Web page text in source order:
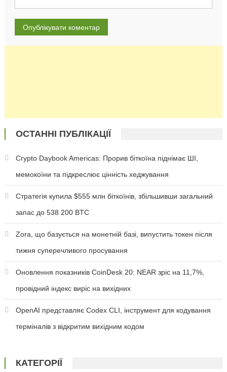
ОСТАННІ ПУБЛІКАЦІЇ
Crypto Daybook Americas: Прорив біткоїна піднімає ШІ,
мемокоїни та підкреслює цінність хеджування
Стратегія купила $555 млн біткоїнів, збільшивши загальний
запас до 538 200 BTC
Zora, що базується на монетній базі, випустить токен після
тижня суперечливого просування
Оновлення показників CoinDesk 20: NEAR зріс на 11,7%,
провідний індекс виріс на вихідних
OpenAI представляє Codex CLI, інструмент для кодування
терміналів з відкритим вихідним кодом
КАТЕГОРІЇ